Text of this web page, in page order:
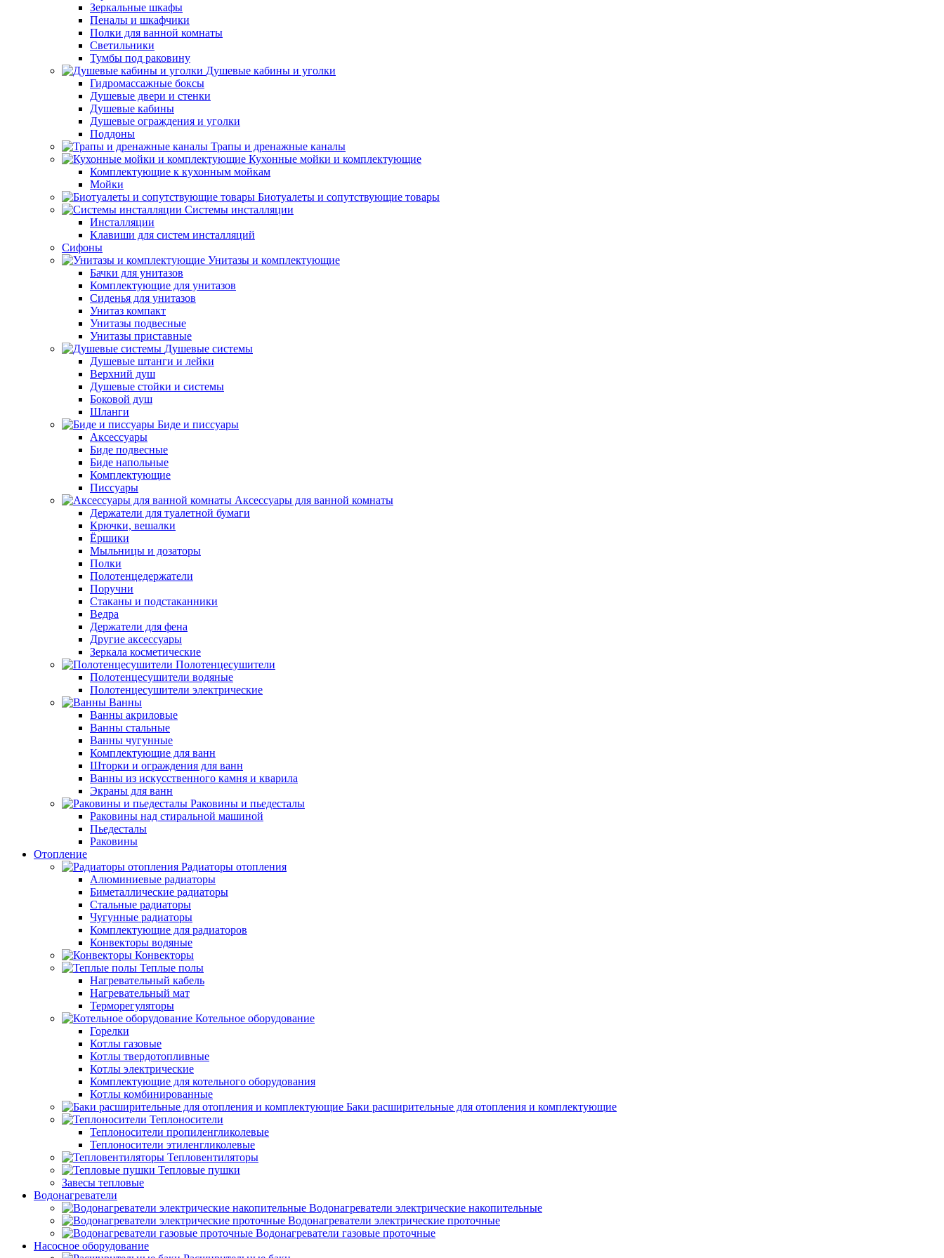
Зеркальные шкафы
Пеналы и шкафчики
Полки для ванной комнаты
Светильники
Тумбы под раковину
Душевые кабины и уголки
Гидромассажные боксы
Душевые двери и стенки
Душевые кабины
Душевые ограждения и уголки
Поддоны
Трапы и дренажные каналы
Кухонные мойки и комплектующие
Комплектующие к кухонным мойкам
Мойки
Биотуалеты и сопутствующие товары
Системы инсталляции
Инсталляции
Клавиши для систем инсталляций
Сифоны
Унитазы и комплектующие
Бачки для унитазов
Комплектующие для унитазов
Сиденья для унитазов
Унитаз компакт
Унитазы подвесные
Унитазы приставные
Душевые системы
Душевые штанги и лейки
Верхний душ
Душевые стойки и системы
Боковой душ
Шланги
Биде и писсуары
Аксессуары
Биде подвесные
Биде напольные
Комплектующие
Писсуары
Аксессуары для ванной комнаты
Держатели для туалетной бумаги
Крючки, вешалки
Ёршики
Мыльницы и дозаторы
Полки
Полотенцедержатели
Поручни
Стаканы и подстаканники
Ведра
Держатели для фена
Другие аксессуары
Зеркала косметические
Полотенцесушители
Полотенцесушители водяные
Полотенцесушители электрические
Ванны
Ванны акриловые
Ванны стальные
Ванны чугунные
Комплектующие для ванн
Шторки и ограждения для ванн
Ванны из искусственного камня и кварила
Экраны для ванн
Раковины и пьедесталы
Раковины над стиральной машиной
Пьедесталы
Раковины
Отопление
Радиаторы отопления
Алюминиевые радиаторы
Биметаллические радиаторы
Стальные радиаторы
Чугунные радиаторы
Комплектующие для радиаторов
Конвекторы водяные
Конвекторы
Теплые полы
Нагревательный кабель
Нагревательный мат
Терморегуляторы
Котельное оборудование
Горелки
Котлы газовые
Котлы твердотопливные
Котлы электрические
Комплектующие для котельного оборудования
Котлы комбинированные
Баки расширительные для отопления и комплектующие
Теплоносители
Теплоносители пропиленгликолевые
Теплоносители этиленгликолевые
Тепловентиляторы
Тепловые пушки
Завесы тепловые
Водонагреватели
Водонагреватели электрические накопительные
Водонагреватели электрические проточные
Водонагреватели газовые проточные
Насосное оборудование